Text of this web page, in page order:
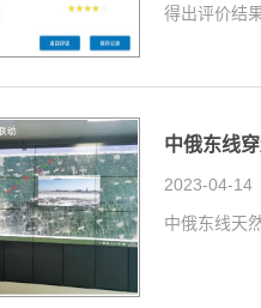
得出评价结
中俄东线
2023-04-14
中俄东线天